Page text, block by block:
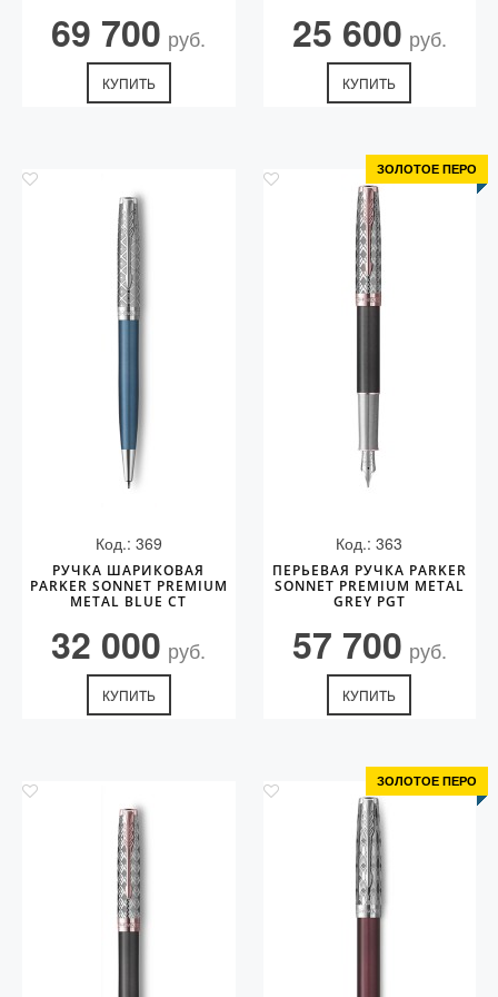
69 700 руб.
КУПИТЬ
25 600 руб.
КУПИТЬ
Код.: 369
РУЧКА ШАРИКОВАЯ
PARKER SONNET PREMIUM
METAL BLUE CT
32 000 руб.
КУПИТЬ
ЗОЛОТОЕ ПЕРО
Код.: 363
ПЕРЬЕВАЯ РУЧКА PARKER
SONNET PREMIUM METAL
GREY PGT
57 700 руб.
КУПИТЬ
ЗОЛОТОЕ ПЕРО